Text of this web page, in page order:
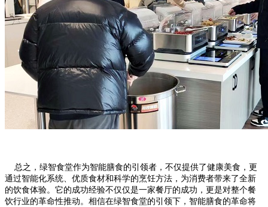
总之，绿智食堂作为智能膳食的引领者，不仅提供了健康美食，更
通过智能化系统、优质食材和科学的烹饪方法，为消费者带来了全新
的饮食体验。它的成功经验不仅仅是一家餐厅的成功，更是对整个餐
饮行业的革命性推动。相信在绿智食堂的引领下，智能膳食的革命将